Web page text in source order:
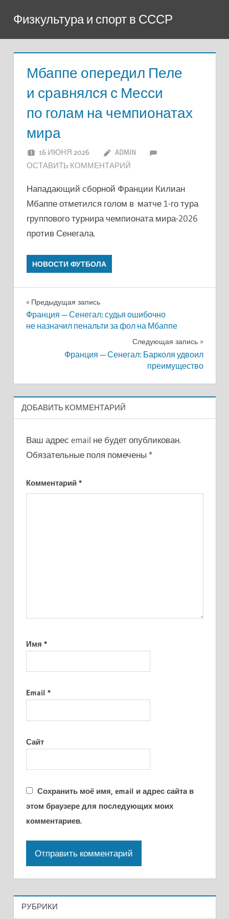
содержимому
Физкультура и спорт в СССР
Мбаппе опередил Пеле
и сравнялся с Месси
по голам на чемпионатах
мира
16 ИЮНЯ 2026
ADMIN
ОСТАВИТЬ КОММЕНТАРИЙ
Нападающий сборной Франции Килиан
Мбаппе отметился голом в матче 1-го тура
группового турнира чемпионата мира-2026
против Сенегала.
НОВОСТИ ФУТБОЛА
Навигация
по
Предыдущая запись
Франция — Сенегал: судья ошибочно
не назначил пенальти за фол на Мбаппе
Следующая запись
Франция — Сенегал: Барколя удвоил
преимущество
ДОБАВИТЬ КОММЕНТАРИЙ
Ваш адрес email не будет опубликован.
Обязательные поля помечены *
Комментарий *
Имя *
Email *
Сайт
Сохранить моё имя, email и адрес сайта в
этом браузере для последующих моих
комментариев.
РУБРИКИ